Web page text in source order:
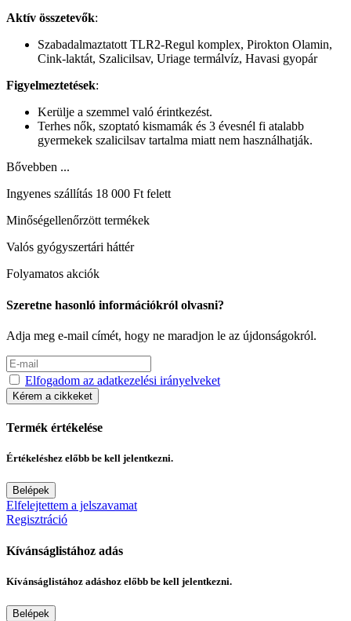
Aktív összetevők:
Szabadalmaztatott TLR2-Regul komplex, Pirokton Olamin,
Cink-laktát, Szalicilsav, Uriage termálvíz, Havasi gyopár
Figyelmeztetések:
Kerülje a szemmel való érintkezést.
Terhes nők, szoptató kismamák és 3 évesnél fi atalabb
gyermekek szalicilsav tartalma miatt nem használhatják.
Bővebben ...
Ingyenes szállítás 18 000 Ft felett
Minőségellenőrzött termékek
Valós gyógyszertári háttér
Folyamatos akciók
Szeretne hasonló információkról olvasni?
Adja meg e-mail címét, hogy ne maradjon le az újdonságokról.
Elfogadom az adatkezelési irányelveket
Kérem a cikkeket
Termék értékelése
Értékeléshez előbb be kell jelentkezni.
Belépek
Elfelejtettem a jelszavamat
Regisztráció
Kívánságlistához adás
Kívánságlistához adáshoz előbb be kell jelentkezni.
Belépek